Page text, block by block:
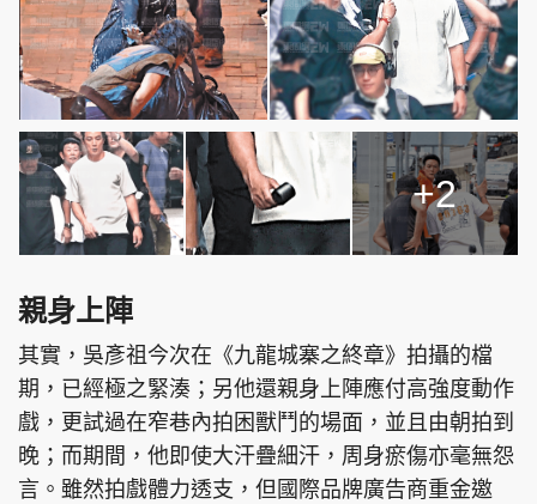
+2
親身上陣
其實，吳彥祖今次在《九龍城寨之終章》拍攝的檔
期，已經極之緊湊；另他還親身上陣應付高強度動作
戲，更試過在窄巷內拍困獸鬥的場面，並且由朝拍到
晚；而期間，他即使大汗疊細汗，周身瘀傷亦毫無怨
言。雖然拍戲體力透支，但國際品牌廣告商重金邀